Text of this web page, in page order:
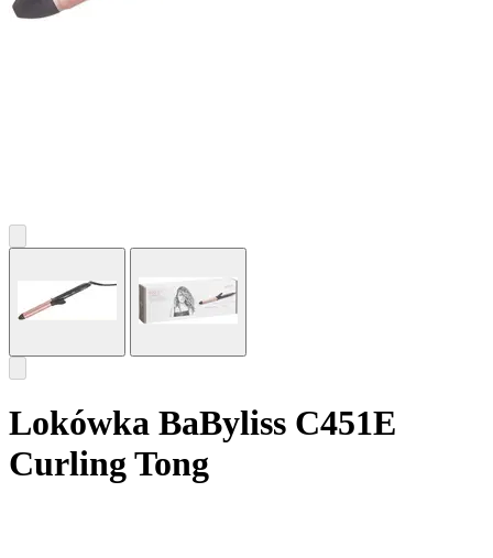
Lokówka BaByliss C451E
Curling Tong